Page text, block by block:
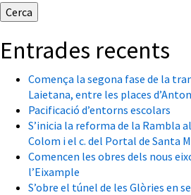
Entrades recents
Comença la segona fase de la
Laietana, entre les places
Pacificació d’entorns escolars
S’inicia la reforma de la Rambla
Colom i el c. del Portal de Santa
Comencen les obres dels nous
l’Eixample
S’obre el túnel de les Glòries en